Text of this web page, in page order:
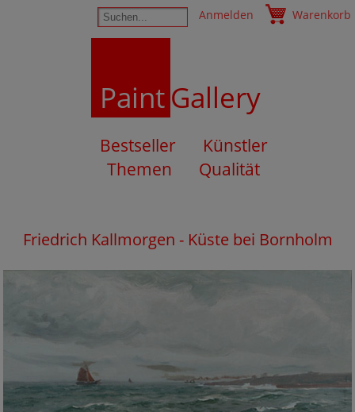
Anmelden Warenkorb
PaintGallery
Bestseller
Künstler
Themen
Qualität
Friedrich Kallmorgen - Küste bei Bornholm